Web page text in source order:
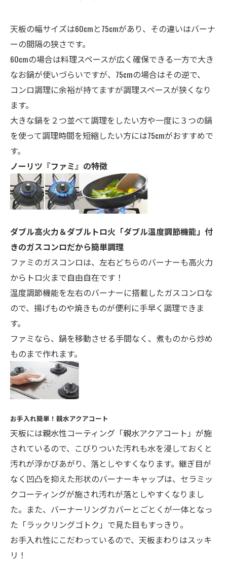
天板の幅サイズは60cmと75cmがあり、その違いはバーナ
ーの間隔の狭さです。
60cmの場合は料理スペースが広く確保できる一方で大き
なお鍋が使いづらいですが、75cmの場合はその逆で、
コンロ調理に余裕が持てますが調理スペースが狭くなり
ます。
大きな鍋を２つ並べて調理をしたい方や一度に３つの鍋
を使って調理時間を短縮したい方には75cmがおすすめで
す。
ノーリツ『ファミ』の特徴
ダブル高火力＆ダブルトロ火「ダブル温度調節機能」付
きのガスコンロだから簡単調理
ファミのガスコンロは、左右どちらのバーナーも高火力
からトロ火まで自由自在です！
温度調節機能を左右のバーナーに搭載したガスコンロな
ので、揚げものや焼きものが便利に手早く調理できま
す。
ファミなら、鍋を移動させる手間なく、煮ものから炒め
ものまで作れます。
お手入れ簡単！親水アクアコート
天板には親水性コーティング「親水アクアコート」が施
されているので、こびりついた汚れも水を浸しておくと
汚れが浮かびあがり、落としやすくなります。継ぎ目が
なく凹凸を抑えた形状のバーナーキャップは、セラミッ
クコーティングが施され汚れが落としやすくなりまし
た。また、バーナーリングカバーとごとくが一体となっ
た「ラックリングゴトク」で見た目もすっきり。
お手入れ性にこだわっているので、天板まわりはスッキ
リ！